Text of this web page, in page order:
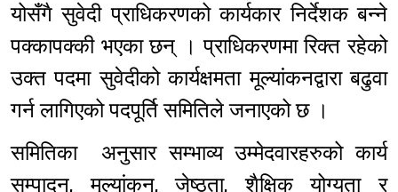
योसँगै सुवेदी प्राधिकरणको कार्यकार निर्देशक बन्ने
पक्कापक्की भएका छन् । प्राधिकरणमा रिक्त रहेको
उक्त पदमा सुवेदीको कार्यक्षमता मूल्यांकनद्वारा बढुवा
गर्न लागिएको पदपूर्ति समितिले जनाएको छ ।
समितिका अनुसार सम्भाव्य उम्मेदवारहरुको कार्य
सम्पादन, मूल्यांकन, जेष्ठता, शैक्षिक योग्यता र